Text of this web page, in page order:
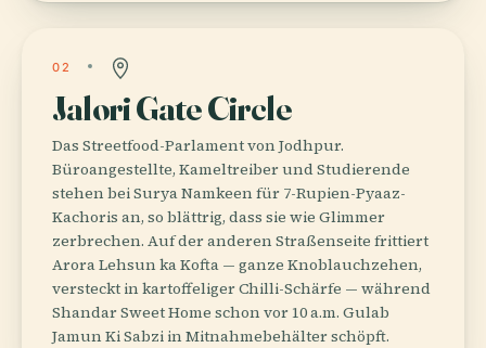
02
Jalori Gate Circle
Das Streetfood-Parlament von Jodhpur.
Büroangestellte, Kameltreiber und Studierende
stehen bei Surya Namkeen für 7-Rupien-Pyaaz-
Kachoris an, so blättrig, dass sie wie Glimmer
zerbrechen. Auf der anderen Straßenseite frittiert
Arora Lehsun ka Kofta — ganze Knoblauchzehen,
versteckt in kartoffeliger Chilli-Schärfe — während
Shandar Sweet Home schon vor 10 a.m. Gulab
Jamun Ki Sabzi in Mitnahmebehälter schöpft.